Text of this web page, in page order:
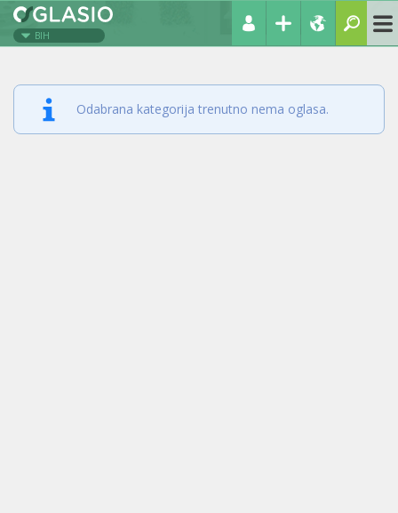
BIH
Odabrana kategorija trenutno nema oglasa.